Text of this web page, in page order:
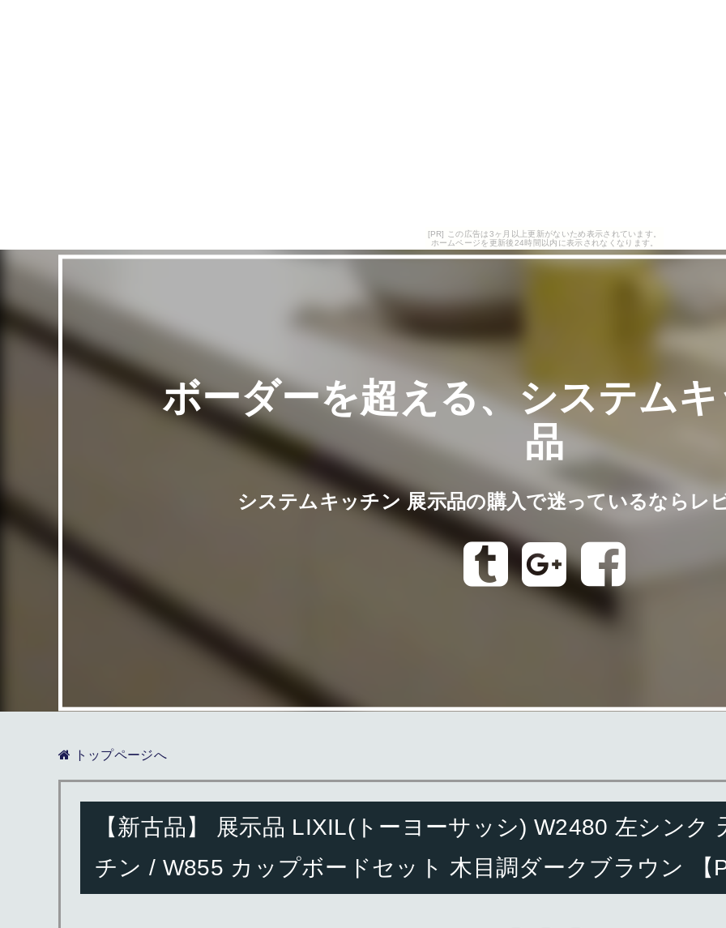
[PR] この広告は3ヶ月以上更新がないため表示されています。
ホームページを更新後24時間以内に表示されなくなります。
ボーダーを超える、システム
品
システムキッチン 展示品の購入で迷っているならレ
トップページへ
【新古品】 展示品 LIXIL(トーヨーサッシ) W2480 左シンク
チン / W855 カップボードセット 木目調ダークブラウン 【